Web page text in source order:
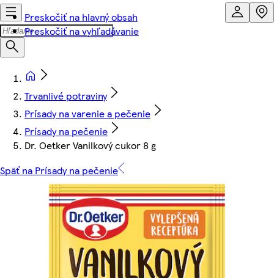
Preskočiť na hlavný obsah
Preskočiť na vyhľadávanie
Trvanlivé potraviny
Prísady na varenie a pečenie
Prísady na pečenie
Dr. Oetker Vanilkový cukor 8 g
Späť na Prísady na pečenie